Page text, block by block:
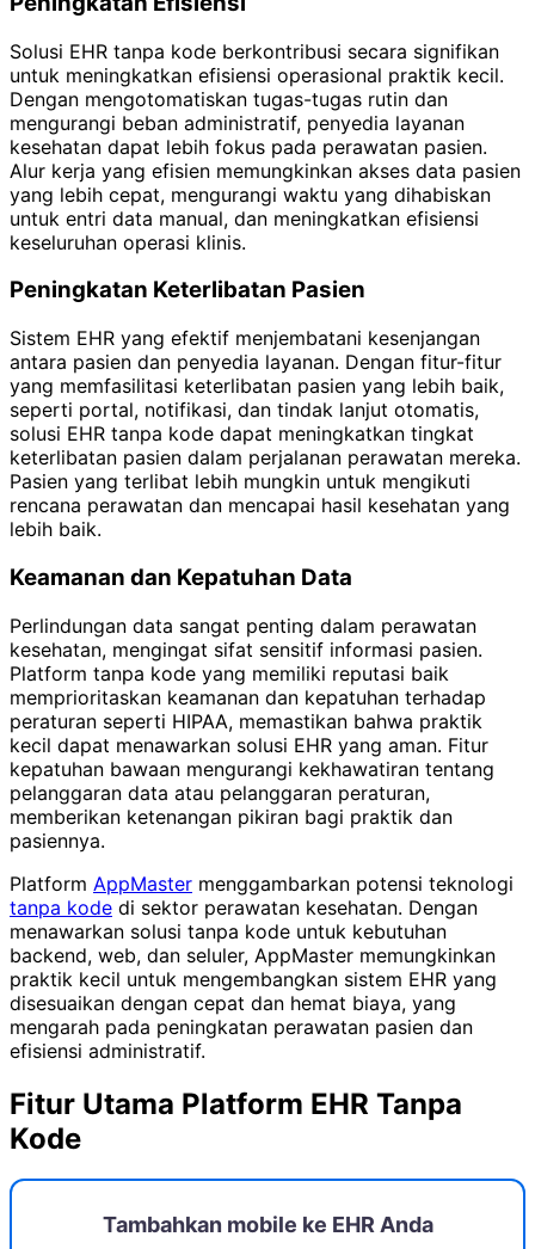
Solusi EHR tanpa kode berkontribusi secara signifikan
untuk meningkatkan efisiensi operasional praktik kecil.
Dengan mengotomatiskan tugas-tugas rutin dan
mengurangi beban administratif, penyedia layanan
kesehatan dapat lebih fokus pada perawatan pasien.
Alur kerja yang efisien memungkinkan akses data pasien
yang lebih cepat, mengurangi waktu yang dihabiskan
untuk entri data manual, dan meningkatkan efisiensi
keseluruhan operasi klinis.
Peningkatan Keterlibatan Pasien
Sistem EHR yang efektif menjembatani kesenjangan
antara pasien dan penyedia layanan. Dengan fitur-fitur
yang memfasilitasi keterlibatan pasien yang lebih baik,
seperti portal, notifikasi, dan tindak lanjut otomatis,
solusi EHR tanpa kode dapat meningkatkan tingkat
keterlibatan pasien dalam perjalanan perawatan mereka.
Pasien yang terlibat lebih mungkin untuk mengikuti
rencana perawatan dan mencapai hasil kesehatan yang
lebih baik.
Keamanan dan Kepatuhan Data
Perlindungan data sangat penting dalam perawatan
kesehatan, mengingat sifat sensitif informasi pasien.
Platform tanpa kode yang memiliki reputasi baik
memprioritaskan keamanan dan kepatuhan terhadap
peraturan seperti HIPAA, memastikan bahwa praktik
kecil dapat menawarkan solusi EHR yang aman. Fitur
kepatuhan bawaan mengurangi kekhawatiran tentang
pelanggaran data atau pelanggaran peraturan,
memberikan ketenangan pikiran bagi praktik dan
pasiennya.
Platform AppMaster menggambarkan potensi teknologi
tanpa kode di sektor perawatan kesehatan. Dengan
menawarkan solusi tanpa kode untuk kebutuhan
backend, web, dan seluler, AppMaster memungkinkan
praktik kecil untuk mengembangkan sistem EHR yang
disesuaikan dengan cepat dan hemat biaya, yang
mengarah pada peningkatan perawatan pasien dan
efisiensi administratif.
Fitur Utama Platform EHR Tanpa
Kode
Tambahkan mobile ke EHR Anda